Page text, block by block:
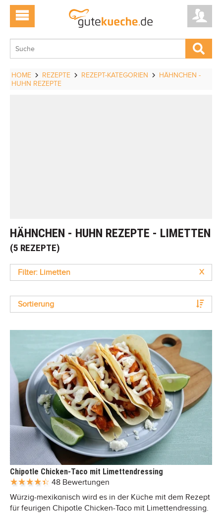
HOME REZEPTE REZEPT-KATEGORIEN
HÄHNCHEN -
HUHN REZEPTE
HÄHNCHEN - HUHN REZEPTE - LIMETTEN
(5 REZEPTE)
Filter: Limetten X
Sortierung
Chipotle Chicken-Taco mit Limettendressing
48 Bewertungen
Würzig-mexikanisch wird es in der Küche mit dem Rezept
für feurigen Chipotle Chicken-Taco mit Limettendressing.